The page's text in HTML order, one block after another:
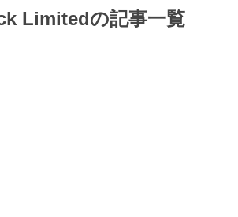
Limitedの記事一覧